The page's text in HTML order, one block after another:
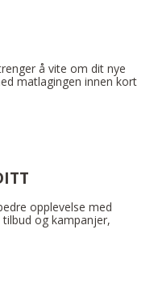
å vite om dit nye
matlagingen innen kort
opplevelse med
tilbud og kampanjer,